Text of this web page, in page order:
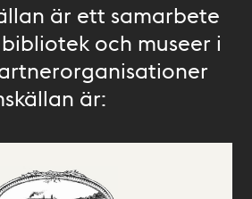
är ett samarbete
och museer i
är: